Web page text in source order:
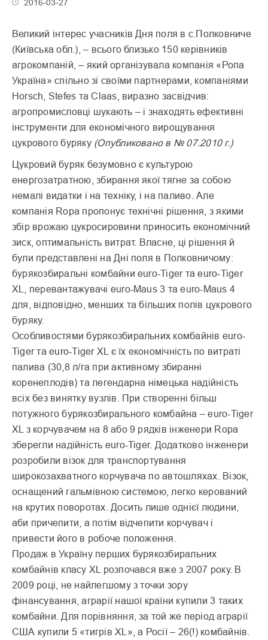
2016-03-27
Великий інтерес учасників Дня поля в с.Полковниче
(Київська обл.), – всього близько 150 керівників
агрокомпаній, – який організувала компанія «Ропа
Україна» спільно зі своїми партнерами, компаніями
Horsch, Stefes та Claas, виразно засвідчив:
агропромисловці шукають – і знаходять ефективні
інструменти для економічного вирощування
цукрового буряку (Опубликовано в № 07.2010 г.)
Цукровий буряк безумовно є культурою
енергозатратною, збирання якої тягне за собою
немалі видатки і на техніку, і на паливо. Але
компанія Ropa пропонує технічні рішення, з якими
збір врожаю цукросировини приносить економічний
зиск, оптимальність витрат. Власне, ці рішення й
були представлені на Дні поля в Полковничому:
бурякозбиральні комбайни euro-Tiger та euro-Tiger
XL, перевантажувачі euro-Maus 3 та euro-Maus 4
для, відповідно, менших та більших полів цукрового
буряку.
Особливостями бурякозбиральних комбайнів euro-
Tiger та euro-Tiger XL є їх економічність по витраті
палива (30,8 л/га при активному збиранні
коренеплодів) та легендарна німецька надійність
всіх без винятку вузлів. При створенні більш
потужного бурякозбирального комбайна – euro-Tiger
XL з корчувачем на 8 або 9 рядків інженери Ropa
зберегли надійність euro-Tiger. Додатково інженери
розробили візок для транспортування
широкозахватного корчувача по автошляхах. Візок,
оснащений гальмівною системою, легко керований
на крутих поворотах. Досить лише однієї людини,
аби причепити, а потім відчепити корчувач і
привести його в робоче положення.
Продаж в Україну перших бурякозбиральних
комбайнів класу XL розпочався вже з 2007 року. В
2009 році, не найлегшому з точки зору
фінансування, аграрії нашої країни купили 3 таких
комбайни. Для порівняння, за той же період аграрії
США купили 5 «тигрів XL», а Росії – 26(!) комбайнів.